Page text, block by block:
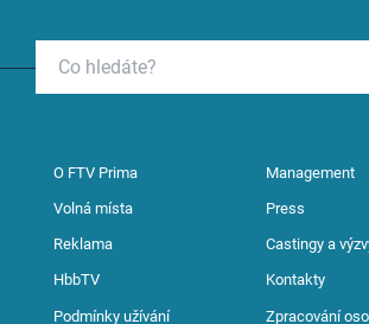
O FTV Prima Management
Volná místa Press
Reklama Castingy a
HbbTV Kontakty
Podmínky užívání Zpracování